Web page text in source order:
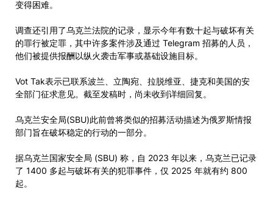
变得困难。
调查还引用了乌克兰法院的记录，显示今年有数十起与破坏有关
的罪行被定罪，其中许多案件涉及通过 Telegram 招募的人员，
他们被提供报酬以纵火袭击军事或基础设施目标。
Vot Tak表示已联系波兰、立陶宛、拉脱维亚、捷克和美国的安
全部门征求意见。截至发稿时，尚未收到详细回复。
乌克兰安全局(SBU)此前曾将类似的招募活动描述为俄罗斯情报
部门旨在破坏稳定的行动的一部分。
据乌克兰国家安全局 (SBU) 称，自 2023 年以来，乌克兰已记录
了 1400 多起与破坏有关的犯罪事件，仅 2025 年就有约 800
起。